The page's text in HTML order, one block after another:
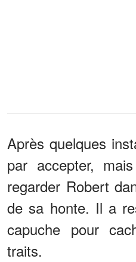
Après quelques
par accepter,
regarder Robert
de sa honte. Il a
capuche pour
traits.